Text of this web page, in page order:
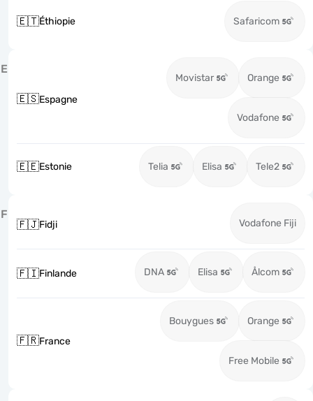
🇪🇹Éthiopie Safaricom
E
🇪🇸Espagne
Movistar Orange
Vodafone
🇪🇪Estonie Telia Elisa Tele2
F
🇫🇯Fidji Vodafone Fiji
🇫🇮Finlande DNA Elisa Ålcom
🇫🇷France
Bouygues Orange
Free Mobile